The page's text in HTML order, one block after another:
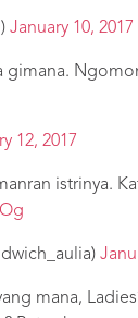
January 10, 2017
12, 2017
istrinya.
mana,